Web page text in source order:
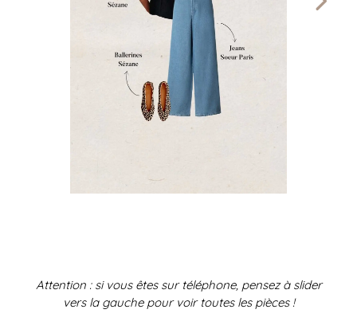
Attention : si vous êtes sur téléphone, pensez à slider
vers la gauche pour voir toutes les pièces !